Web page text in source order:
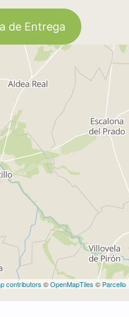
de Entrega
contributors ©OpenMapTiles © Parcello